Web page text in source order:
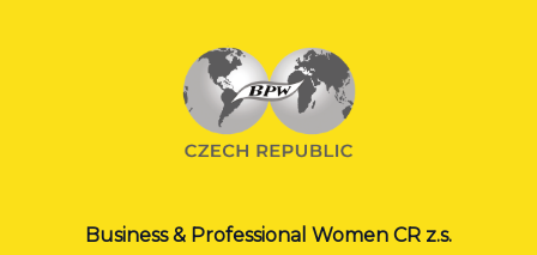
Business & Professional Women CR z.s.